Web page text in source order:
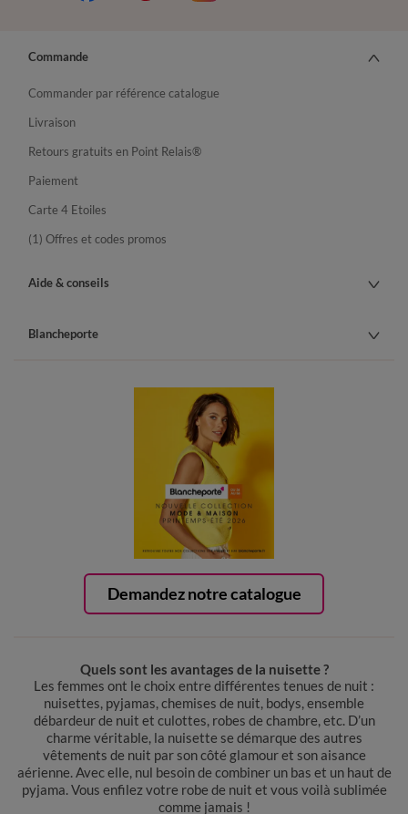
Demandez notre catalogue
Commande
Commander par référence catalogue
Livraison
Retours gratuits en Point Relais®
Paiement
Carte 4 Etoiles
(1) Offres et codes promos
Aide & conseils
Blancheporte
Quels sont les avantages de la nuisette ?
Les femmes ont le choix entre différentes tenues de nuit :
nuisettes, pyjamas, chemises de nuit, bodys, ensemble
débardeur de nuit et culottes, robes de chambre, etc. D’un
charme véritable, la nuisette se démarque des autres
vêtements de nuit par son côté glamour et son aisance
aérienne. Avec elle, nul besoin de combiner un bas et un haut de
pyjama. Vous enfilez votre robe de nuit et vous voilà sublimée
comme jamais !